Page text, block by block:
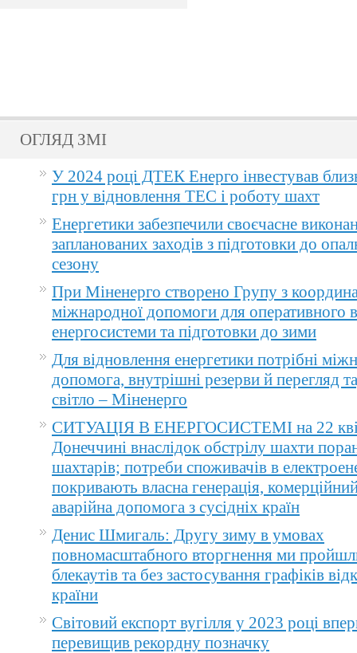
ОГЛЯД ЗМІ
У 2024 році ДТЕК Енерго інвестував
грн у відновлення ТЕС і роботу шахт
Енергетики забезпечили своєчасне
запланованих заходів з підготовки до
сезону
При Міненерго створено Групу з
міжнародної допомоги для оперативного
енергосистеми та підготовки до зими
Для відновлення енергетики потрібні
допомога, внутрішні резерви й перегляд
світло – Міненерго
СИТУАЦІЯ В ЕНЕРГОСИСТЕМІ на 22
Донеччині внаслідок обстрілу шахти
шахтарів; потреби споживачів в
покривають власна генерація,
аварійна допомога з сусідніх країн
Денис Шмигаль: Другу зиму в умовах
повномасштабного вторгнення ми
блекаутів та без застосування графіків
країни
Світовий експорт вугілля у 2023 році
перевищив рекордну позначку